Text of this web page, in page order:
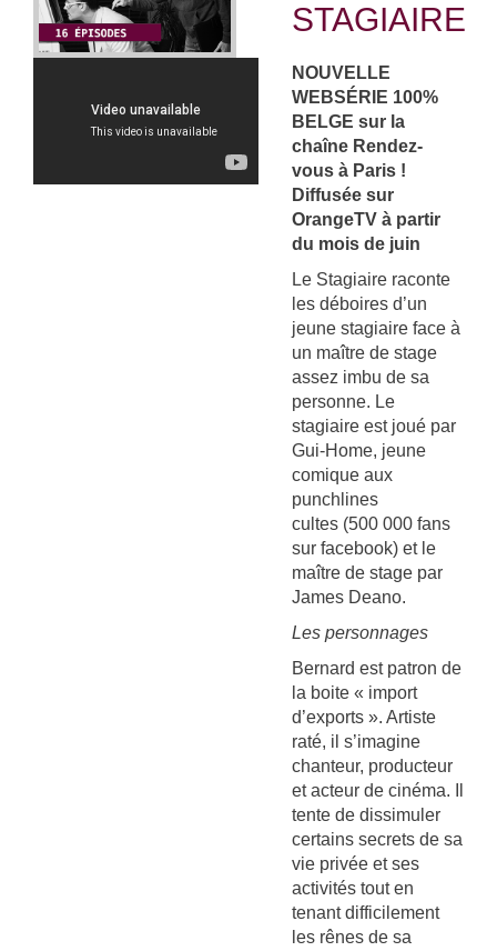
STAGIAIRE
NOUVELLE
WEBSÉRIE 100%
BELGE sur la
chaîne Rendez-
vous à Paris !
Diffusée sur
OrangeTV à partir
du mois de juin
Le Stagiaire raconte
les déboires d’un
jeune stagiaire face à
un maître de stage
assez imbu de sa
personne. Le
stagiaire est joué par
Gui-Home, jeune
comique aux
punchlines
cultes (500 000 fans
sur facebook) et le
maître de stage par
James Deano.
Les personnages
Bernard est patron de
la boite « import
d’exports ». Artiste
raté, il s’imagine
chanteur, producteur
et acteur de cinéma. Il
tente de dissimuler
certains secrets de sa
vie privée et ses
activités tout en
tenant difficilement
les rênes de sa